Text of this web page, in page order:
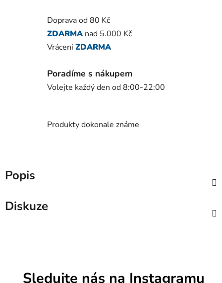
Doprava od 80 Kč
ZDARMA nad 5.000 Kč
VráceníZDARMA
Poradíme s nákupem
Volejte každý den od 8:00-22:00
Produkty dokonale známe
Popis
Diskuze
Sledujte nás na Instagramu